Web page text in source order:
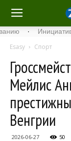
· Инициатива
Esasy Спорт
Мейлис
Венгрии
2026-06-27 50